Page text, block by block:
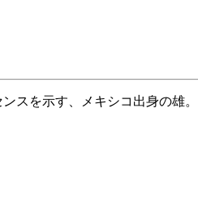
スを示す、メキシコ出身の雄